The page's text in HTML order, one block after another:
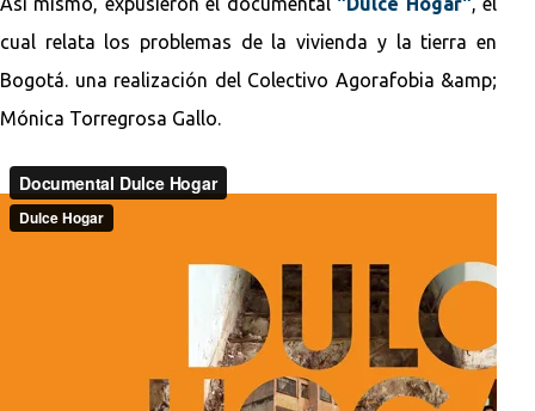
cual relata los problemas de la vivienda y la tierra en
Bogotá. una realización del Colectivo Agorafobia &amp;
Mónica Torregrosa Gallo.